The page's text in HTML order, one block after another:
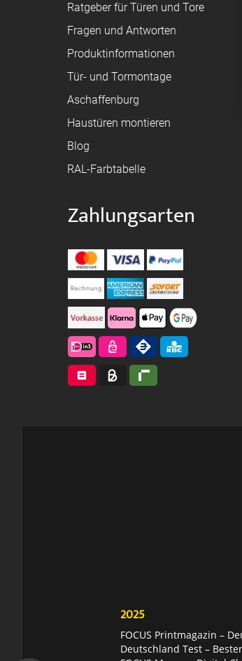
Ratgeber für Türen und Tore
Fragen und Antworten
Produktinformationen
Tür- und Tormontage
Aschaffenburg
Haustüren montieren
Blog
RAL-Farbtabelle
Zahlungsarten
2025
FOCUS Printmagazin –
Deutschland Test –